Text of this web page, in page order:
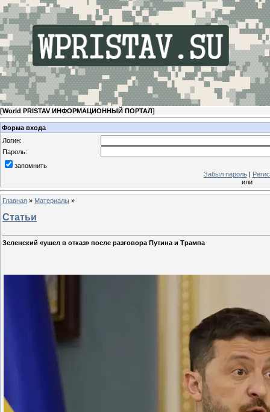
[World PRISTAV ИНФОРМАЦИОННЫЙ ПОРТАЛ]
Форма входа
Логин:
Пароль:
запомнить
Забыл пароль|
или
Главная » Материалы »
Статьи
Зеленский «ушел в отказ» после разговора Путина и Трампа